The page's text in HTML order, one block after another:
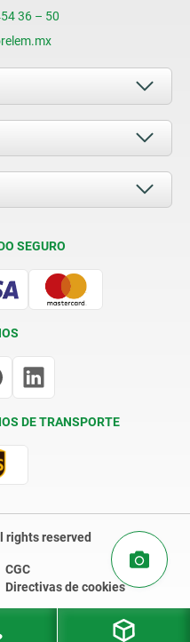
36 – 50
SEGURO
DE TRANSPORTE
rights reserved
CGC
Directivas de cookies